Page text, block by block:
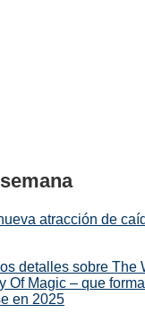
atracción de
detalles sobre The
Of Magic – que
en 2025